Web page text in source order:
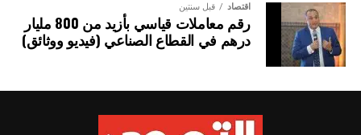
اقتصاد قبل سنتين
رقم معاملات قياسي بأزيد من 800 مليار
درهم في القطاع الصناعي (فيديو ووثائق)